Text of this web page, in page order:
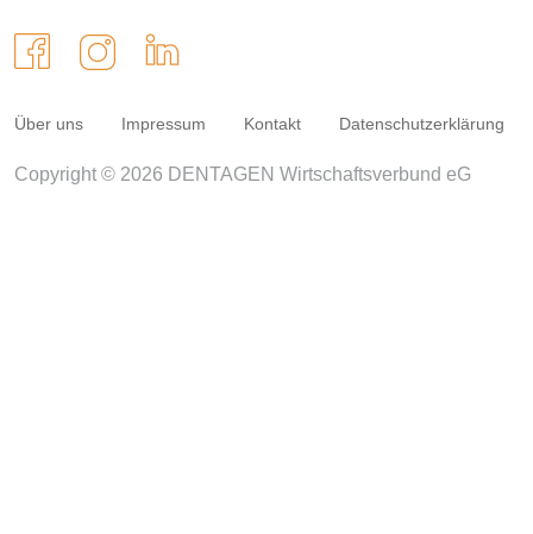
Über uns Impressum Kontakt Datenschutzerklärung
Copyright © 2026 DENTAGEN Wirtschaftsverbund eG